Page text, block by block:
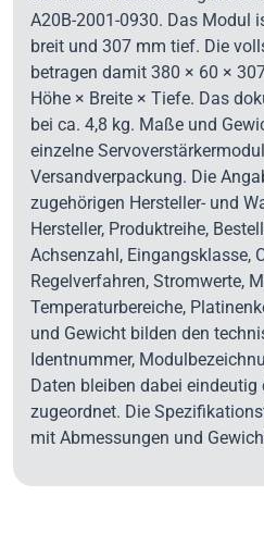
A20B-2001-0930. Das Modul
breit und 307 mm tief. Die
betragen damit 380 × 60 ×
Höhe × Breite × Tiefe. Das
bei ca. 4,8 kg. Maße und
einzelne
Versandverpackung. Die
zugehörigen Hersteller- und
Hersteller, Produktreihe,
Achsenzahl, Eingangsklasse,
Regelverfahren, Stromwerte,
Temperaturbereiche,
und Gewicht bilden den
Identnummer,
Daten bleiben dabei
zugeordnet. Die
mit Abmessungen und